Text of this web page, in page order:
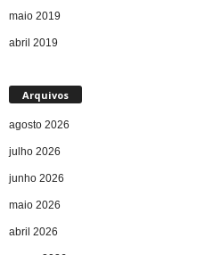
maio 2019
abril 2019
Arquivos
agosto 2026
julho 2026
junho 2026
maio 2026
abril 2026